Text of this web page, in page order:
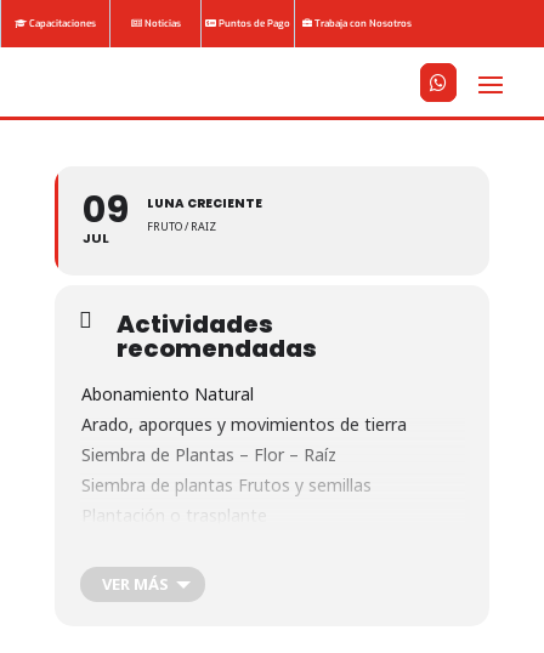
Capacitaciones Noticias Puntos de Pago Trabaja con Nosotros



09
JUL
LUNA CRECIENTE
FRUTO / RAIZ
Actividades
recomendadas
Abonamiento Natural
Arado, aporques y movimientos de tierra
Siembra de Plantas – Flor – Raíz
Siembra de plantas Frutos y semillas
Plantación o trasplante
Cosecha de hojas, flores y frutos
Cosecha Plantas Medicinales
VER MÁS